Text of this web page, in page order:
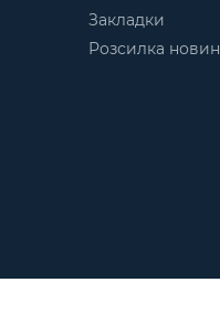
Закладки
Розсилка новин